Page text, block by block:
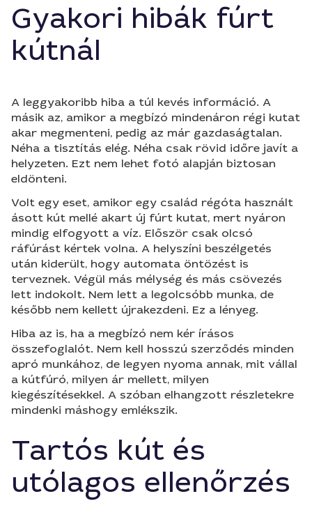
Gyakori hibák fúrt
kútnál
A leggyakoribb hiba a túl kevés információ. A
másik az, amikor a megbízó mindenáron régi kutat
akar megmenteni, pedig az már gazdaságtalan.
Néha a tisztítás elég. Néha csak rövid időre javít a
helyzeten. Ezt nem lehet fotó alapján biztosan
eldönteni.
Volt egy eset, amikor egy család régóta használt
ásott kút mellé akart új fúrt kutat, mert nyáron
mindig elfogyott a víz. Először csak olcsó
ráfúrást kértek volna. A helyszíni beszélgetés
után kiderült, hogy automata öntözést is
terveznek. Végül más mélység és más csövezés
lett indokolt. Nem lett a legolcsóbb munka, de
később nem kellett újrakezdeni. Ez a lényeg.
Hiba az is, ha a megbízó nem kér írásos
összefoglalót. Nem kell hosszú szerződés minden
apró munkához, de legyen nyoma annak, mit vállal
a kútfúró, milyen ár mellett, milyen
kiegészítésekkel. A szóban elhangzott részletekre
mindenki máshogy emlékszik.
Tartós kút és
utólagos ellenőrzés